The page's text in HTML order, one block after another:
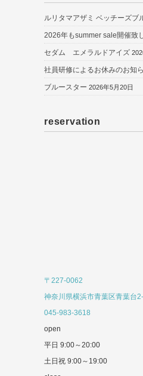
ルリタマアザミ ベッチーズブ
2026年もsummer sale開催致
セダム エメラルドアイズ
社員研修によるお休みのお知
ブルースター 2026年5月20日
reservation
〒227-0062
神奈川県横浜市青葉区青葉台
045-983-3618
open
平日 9:00～20:00
土日祝 9:00～19:00